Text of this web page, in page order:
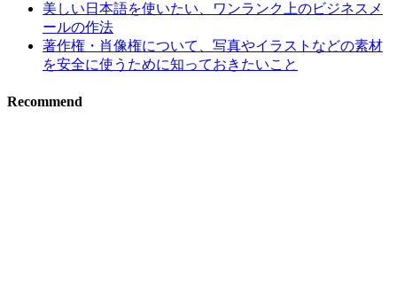
美しい日本語を使いたい、ワンランク上のビジネスメ
ールの作法
著作権・肖像権について、写真やイラストなどの素材
を安全に使うために知っておきたいこと
Recommend